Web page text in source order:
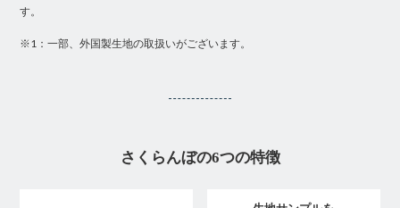
す。
※1：一部、外国製生地の取扱いがございます。
さくらんぼの6つの特徴